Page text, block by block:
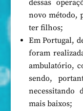
dessas
novo método,
ter filhos;
Em Portugal,
foram
ambulatório,
sendo,
necessitando
mais baixos;